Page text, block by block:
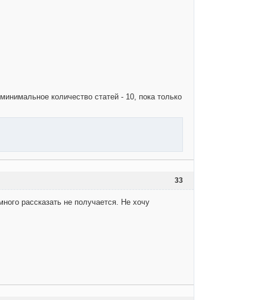
количество статей - 10, пока только
33
рассказать не получается. Не хочу